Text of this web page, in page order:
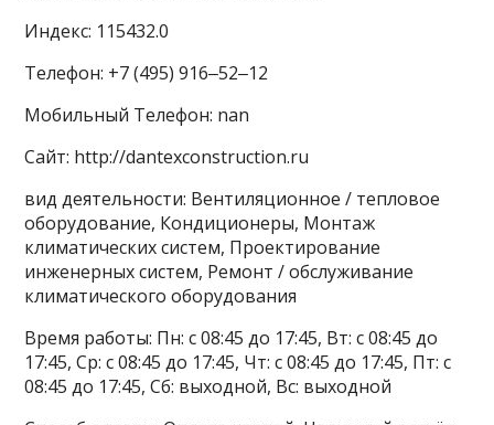
Индекс: 115432.0
Телефон: +7 (495) 916‒52‒12
Мобильный Телефон: nan
Сайт: http://dantexconstruction.ru
вид деятельности: Вентиляционное / тепловое
оборудование, Кондиционеры, Монтаж
климатических систем, Проектирование
инженерных систем, Ремонт / обслуживание
климатического оборудования
Время работы: Пн: с 08:45 до 17:45, Вт: с 08:45 до
17:45, Ср: с 08:45 до 17:45, Чт: с 08:45 до 17:45, Пт: с
08:45 до 17:45, Сб: выходной, Вс: выходной